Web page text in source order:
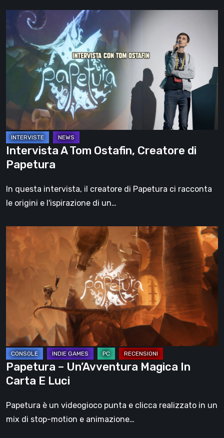
Intervista
Tom
Ostafin,
Creatore
Papetura
Intervista A Tom Ostafin, Creatore di
Papetura
In questa intervista, il creatore di Papetura ci racconta
le origini e l'ispirazione di un…
Papetura
Magica
In
Luci
Papetura – Un’Avventura Magica In
Carta E Luci
Papetura è un videogioco punta e clicca realizzato in un
mix di stop-motion e animazione…